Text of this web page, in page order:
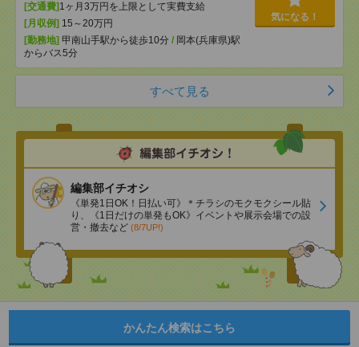
[交通費] 1ヶ月3万円を上限として実費支給
[月収例] 15～20万円
[勤務地] 甲南山手駅から徒歩10分 / 岡本(兵庫県)駅
からバス5分
気になる！
すべて見る
編集部イチオシ
《単発1日OK！日払い可》＊チラシのモクモクシール貼
り、《1日だけの単発もOK》イベントや展示会場での設
営・撤去など (8/7UP!)
かんたん検索はこちら